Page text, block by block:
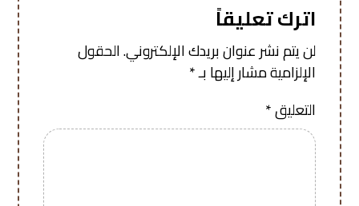
اترك تعليقاً
لن يتم نشر عنوان بريدك الإلكتروني.الحقول
الإلزامية مشار إليها بـ*
التعليق*